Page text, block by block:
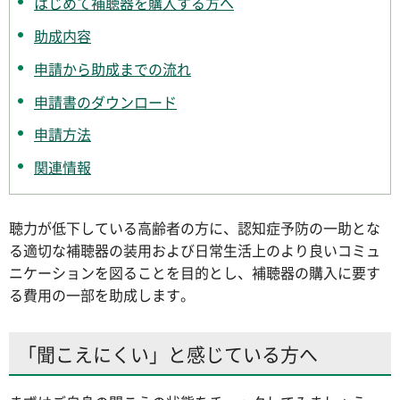
助成内容
申請から助成までの流れ
申請書のダウンロード
申請方法
関連情報
聴力が低下している高齢者の方に、認知症予防の一助とな
る適切な補聴器の装用および日常生活上のより良いコミュ
ニケーションを図ることを目的とし、補聴器の購入に要す
る費用の一部を助成します。
「聞こえにくい」と感じている方へ